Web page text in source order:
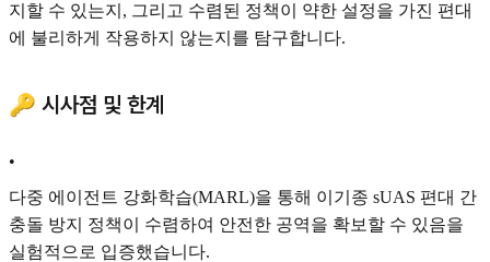
지할 수 있는지, 그리고 수렴된 정책이 약한 설정을 가진 편대
에 불리하게 작용하지 않는지를 탐구합니다.
🔑 시사점 및 한계
•
다중 에이전트 강화학습(MARL)을 통해 이기종 sUAS 편대 간
충돌 방지 정책이 수렴하여 안전한 공역을 확보할 수 있음을
실험적으로 입증했습니다.